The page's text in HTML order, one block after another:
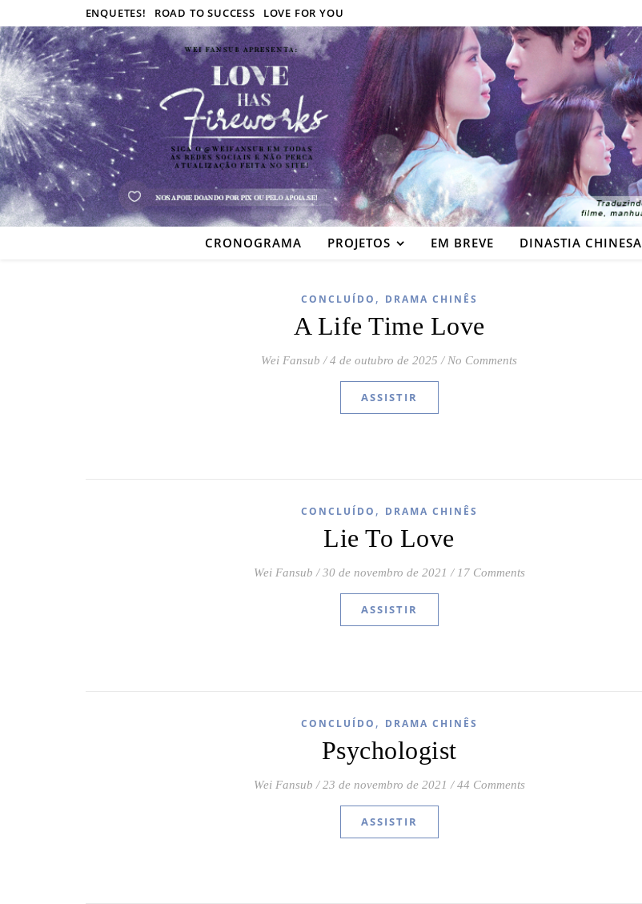
ENQUETES! ROAD TO SUCCESS LOVE FOR YOU
CRONOGRAMA PROJETOS EM BREVE DINASTIA CHINESA
CONCLUÍDO , DRAMA CHINÊS
A Life Time Love
Wei Fansub / 4 de outubro de 2025 / No Comments
ASSISTIR
CONCLUÍDO , DRAMA CHINÊS
Lie To Love
Wei Fansub / 30 de novembro de 2021 / 17 Comments
ASSISTIR
CONCLUÍDO , DRAMA CHINÊS
Psychologist
Wei Fansub / 23 de novembro de 2021 / 44 Comments
ASSISTIR